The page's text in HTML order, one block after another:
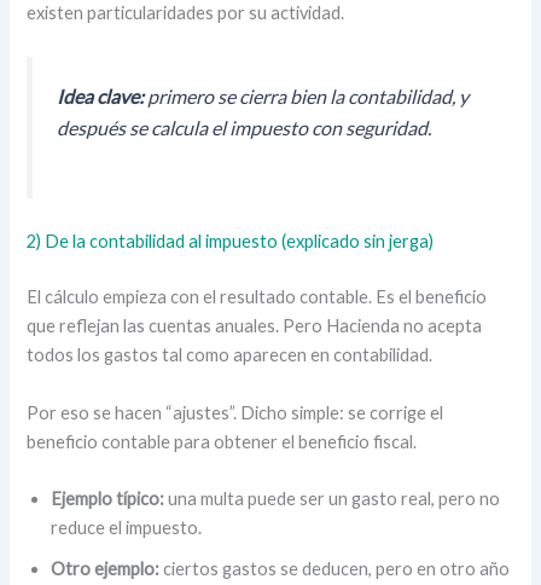
existen particularidades por su actividad.
Idea clave:primero se cierra bien la contabilidad, y
después se calcula el impuesto con seguridad.
2) De la contabilidad al impuesto (explicado sin jerga)
El cálculo empieza con el resultado contable. Es el beneficio
que reflejan las cuentas anuales. Pero Hacienda no acepta
todos los gastos tal como aparecen en contabilidad.
Por eso se hacen “ajustes”. Dicho simple: se corrige el
beneficio contable para obtener el beneficio fiscal.
Ejemplo típico:una multa puede ser un gasto real, pero no
reduce el impuesto.
Otro ejemplo:ciertos gastos se deducen, pero en otro año